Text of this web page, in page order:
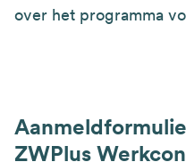
over het programma
ZWPlus